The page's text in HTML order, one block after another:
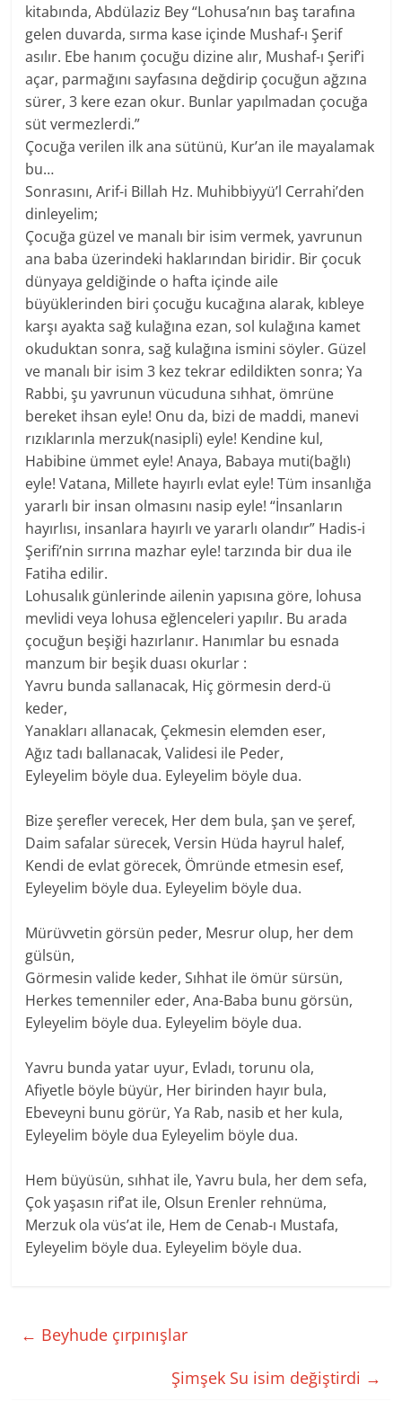
kitabında, Abdülaziz Bey “Lohusa’nın baş tarafına
gelen duvarda, sırma kase içinde Mushaf-ı Şerif
asılır. Ebe hanım çocuğu dizine alır, Mushaf-ı Şerif’i
açar, parmağını sayfasına değdirip çocuğun ağzına
sürer, 3 kere ezan okur. Bunlar yapılmadan çocuğa
süt vermezlerdi.”
Çocuğa verilen ilk ana sütünü, Kur’an ile mayalamak
bu…
Sonrasını, Arif-i Billah Hz. Muhibbiyyü’l Cerrahi’den
dinleyelim;
Çocuğa güzel ve manalı bir isim vermek, yavrunun
ana baba üzerindeki haklarından biridir. Bir çocuk
dünyaya geldiğinde o hafta içinde aile
büyüklerinden biri çocuğu kucağına alarak, kıbleye
karşı ayakta sağ kulağına ezan, sol kulağına kamet
okuduktan sonra, sağ kulağına ismini söyler. Güzel
ve manalı bir isim 3 kez tekrar edildikten sonra; Ya
Rabbi, şu yavrunun vücuduna sıhhat, ömrüne
bereket ihsan eyle! Onu da, bizi de maddi, manevi
rızıklarınla merzuk(nasipli) eyle! Kendine kul,
Habibine ümmet eyle! Anaya, Babaya muti(bağlı)
eyle! Vatana, Millete hayırlı evlat eyle! Tüm insanlığa
yararlı bir insan olmasını nasip eyle! “İnsanların
hayırlısı, insanlara hayırlı ve yararlı olandır” Hadis-i
Şerifi’nin sırrına mazhar eyle! tarzında bir dua ile
Fatiha edilir.
Lohusalık günlerinde ailenin yapısına göre, lohusa
mevlidi veya lohusa eğlenceleri yapılır. Bu arada
çocuğun beşiği hazırlanır. Hanımlar bu esnada
manzum bir beşik duası okurlar :
Yavru bunda sallanacak, Hiç görmesin derd-ü
keder,
Yanakları allanacak, Çekmesin elemden eser,
Ağız tadı ballanacak, Validesi ile Peder,
Eyleyelim böyle dua. Eyleyelim böyle dua.
Bize şerefler verecek, Her dem bula, şan ve şeref,
Daim safalar sürecek, Versin Hüda hayrul halef,
Kendi de evlat görecek, Ömründe etmesin esef,
Eyleyelim böyle dua. Eyleyelim böyle dua.
Mürüvvetin görsün peder, Mesrur olup, her dem
gülsün,
Görmesin valide keder, Sıhhat ile ömür sürsün,
Herkes temenniler eder, Ana-Baba bunu görsün,
Eyleyelim böyle dua. Eyleyelim böyle dua.
Yavru bunda yatar uyur, Evladı, torunu ola,
Afiyetle böyle büyür, Her birinden hayır bula,
Ebeveyni bunu görür, Ya Rab, nasib et her kula,
Eyleyelim böyle dua Eyleyelim böyle dua.
Hem büyüsün, sıhhat ile, Yavru bula, her dem sefa,
Çok yaşasın rif’at ile, Olsun Erenler rehnüma,
Merzuk ola vüs’at ile, Hem de Cenab-ı Mustafa,
Eyleyelim böyle dua. Eyleyelim böyle dua.
← Beyhude çırpınışlar
Şimşek Su isim değiştirdi →